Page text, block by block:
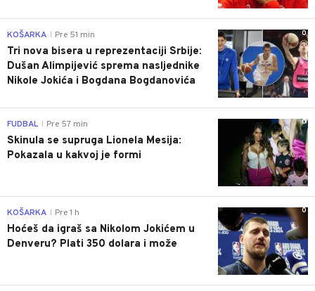
0
KOŠARKA Pre 51 min
Tri nova bisera u reprezentaciji Srbije:
Dušan Alimpijević sprema nasljednike
Nikole Jokića i Bogdana Bogdanovića
0
FUDBAL Pre 57 min
Skinula se supruga Lionela Mesija:
Pokazala u kakvoj je formi
0
KOŠARKA Pre 1 h
Hoćeš da igraš sa Nikolom Jokićem u
Denveru? Plati 350 dolara i može